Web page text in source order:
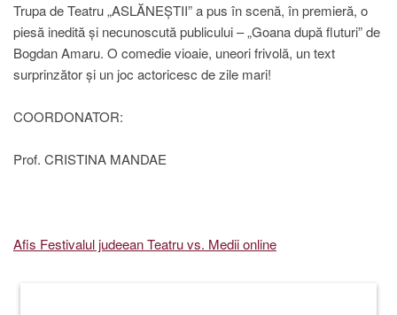
Trupa de Teatru „ASLĂNEȘTII” a pus în scenă, în premieră, o
piesă inedită și necunoscută publicului – „Goana după fluturi” de
Bogdan Amaru. O comedie vioaie, uneori frivolă, un text
surprinzător și un joc actoricesc de zile mari!
COORDONATOR:
Prof. CRISTINA MANDAE
Afis Festivalul judeean Teatru vs. Medii online